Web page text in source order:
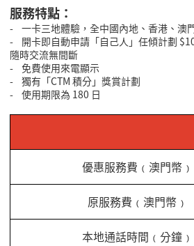
服務特點：
- 一卡三地體驗，全中國內地、香港、澳
- 開卡即自動申請「自己人」任傾計劃
隨時交流無間斷
- 免費使用來電顯示
- 獨有「CTM 積分」獎賞計劃
- 使用期限為 180 日
優惠服務費﹙澳門幣﹚
原服務費﹙澳門幣﹚
本地通話時間﹙分鐘﹚